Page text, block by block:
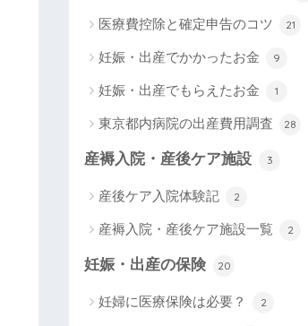
医療費控除と確定申告のコツ 21
妊娠・出産でかかったお金 9
妊娠・出産でもらえたお金 1
東京都内病院の出産費用調査 28
産褥入院・産後ケア施設 3
産後ケア入院体験記 2
産褥入院・産後ケア施設一覧 2
妊娠・出産の保険 20
妊婦に医療保険は必要？ 2